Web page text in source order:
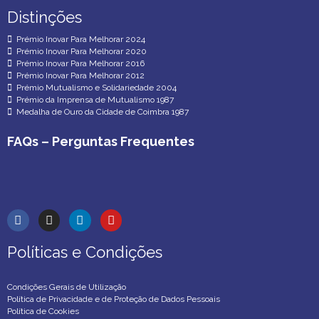
Distinções
Distinções
Prémio Inovar Para Melhorar 2024
Prémio Inovar Para Melhorar 2020
Prémio Inovar Para Melhorar 2016
Prémio Inovar Para Melhorar 2012
Prémio Mutualismo e Solidariedade 2004
Prémio da Imprensa de Mutualismo 1987
Medalha de Ouro da Cidade de Coimbra 1987
FAQs – Perguntas Frequentes
Políticas e Condições
Políticas e Condições
Condições Gerais de Utilização
Política de Privacidade e de Proteção de Dados Pessoais
Política de Cookies